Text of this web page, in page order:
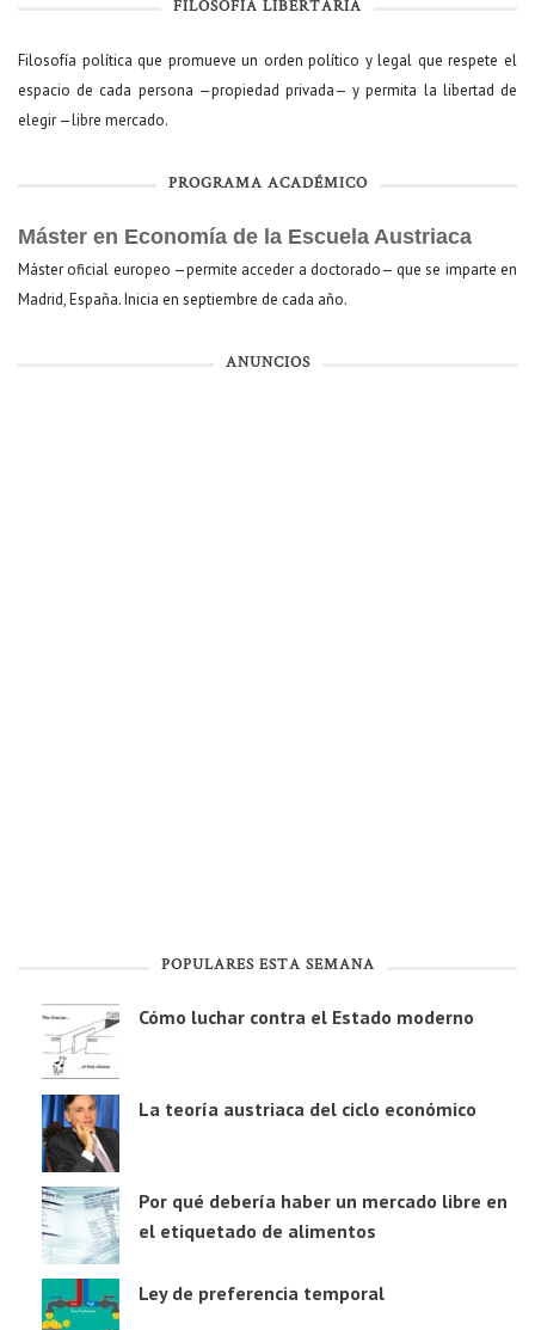
FILOSOFÍA LIBERTARIA
Filosofía política que promueve un orden político y legal que respete el
espacio de cada persona —propiedad privada— y permita la libertad de
elegir —libre mercado.
PROGRAMA ACADÉMICO
Máster en Economía de la Escuela Austriaca
Máster oficial europeo —permite acceder a doctorado— que se imparte en
Madrid, España. Inicia en septiembre de cada año.
ANUNCIOS
POPULARES ESTA SEMANA
Cómo luchar contra el Estado moderno
La teoría austriaca del ciclo económico
Por qué debería haber un mercado libre en
el etiquetado de alimentos
Ley de preferencia temporal